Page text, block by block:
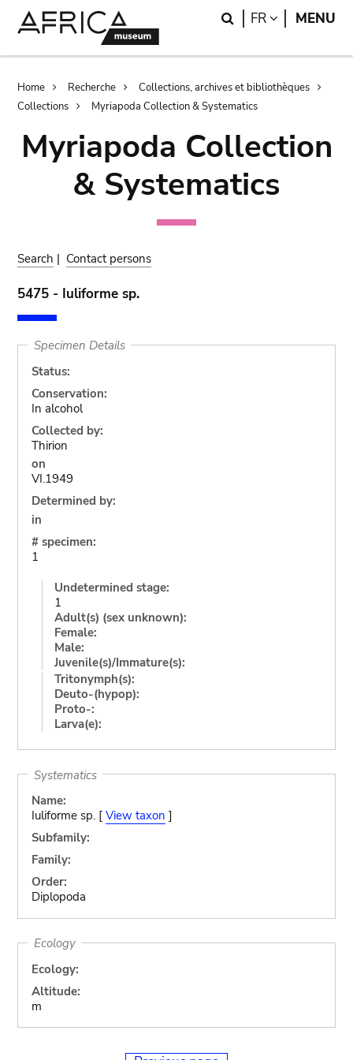
Search
FR LANGUAGE
MENU
Breadcrumb
Home Recherche
Collections, archives et bibliothèques
Collections
Myriapoda Collection & Systematics
Myriapoda Collection
& Systematics
Search | Contact persons
5475 - Iuliforme sp.
Specimen Details
Status:
Conservation:
In alcohol
Collected by:
Thirion
on
VI.1949
Determined by:
in
# specimen:
1
Undetermined stage:
1
Adult(s) (sex unknown):
Female:
Male:
Juvenile(s)/Immature(s):
Tritonymph(s):
Deuto-(hypop):
Proto-:
Larva(e):
Systematics
Name:
Iuliforme sp. [ View taxon ]
Subfamily:
Family:
Order:
Diplopoda
Ecology
Ecology:
Altitude:
m